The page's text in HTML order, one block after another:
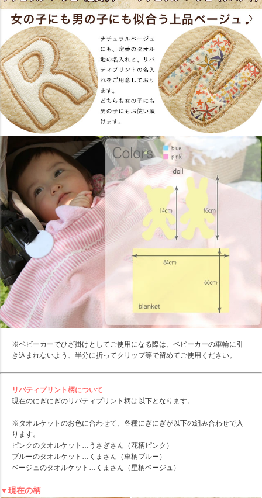
※ベビーカーでひざ掛けとしてご使用になる際は、ベビーカーの車輪に引
き込まれないよう、半分に折ってクリップ等で留めてご使用ください。
リバティプリント柄について
現在のにぎにぎのリバティプリント柄は以下となります。
※タオルケットのお色に合わせて、各種にぎにぎが以下の組み合わせで入
ります。
ピンクのタオルケット…うさぎさん（花柄ピンク）
ブルーのタオルケット…くまさん（車柄ブルー）
ベージュのタオルケット…くまさん（星柄ベージュ）
▼現在の柄